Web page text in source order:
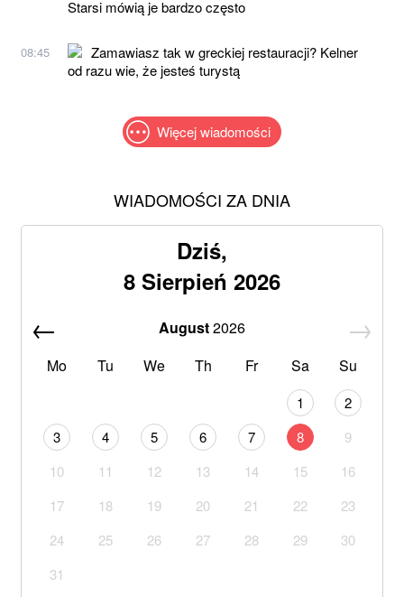
Starsi mówią je bardzo często
08:45
Zamawiasz tak w greckiej restauracji? Kelner
od razu wie, że jesteś turystą
Więcej wiadomości
WIADOMOŚCI ZA DNIA
Dziś,
8 Sierpień 2026
August2026
Mo
Tu We Th Fr Sa Su
1
2
3
4 5 6 7 8
9
10
11 12 13 14 15
16
17
18 19 20 21 22
23
24
25 26 27 28 29
30
31